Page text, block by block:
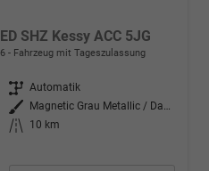
SHZ Kessy ACC 5JG
Fahrzeug mit Tageszulassung
Getriebe Automatik
Außenfarbe
Magnetic Grau Metallic / Dachfar
Kilometerstand
10 km